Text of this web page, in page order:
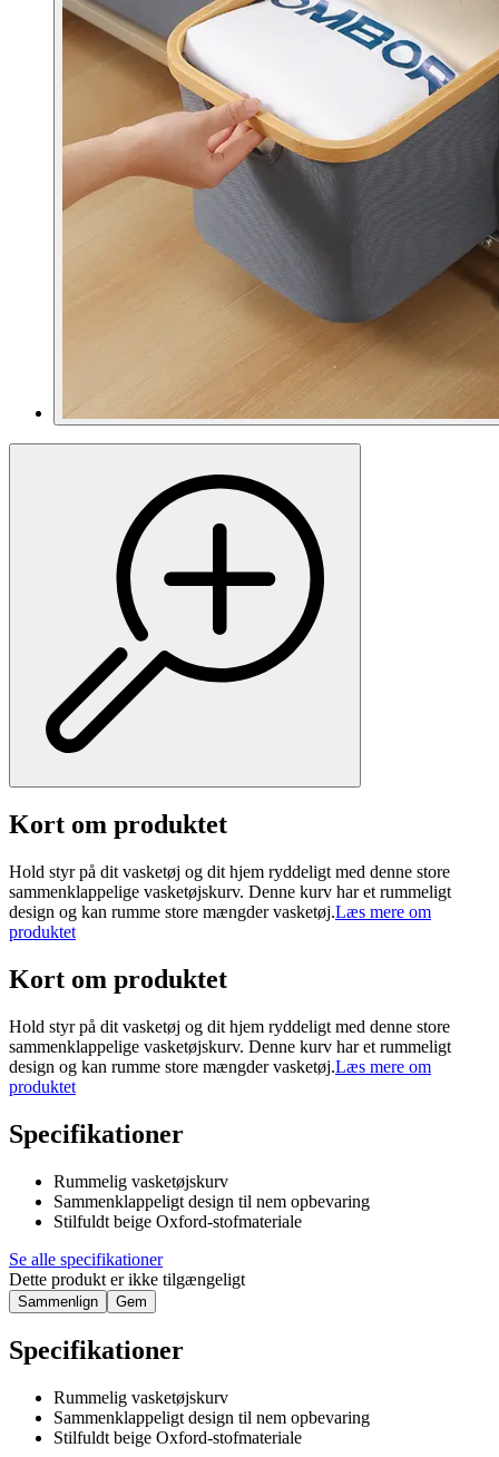
Kort om produktet
Hold styr på dit vasketøj og dit hjem ryddeligt med denne store
sammenklappelige vasketøjskurv. Denne kurv har et rummeligt
design og kan rumme store mængder vasketøj.Læs mere om
produktet
Kort om produktet
Hold styr på dit vasketøj og dit hjem ryddeligt med denne store
sammenklappelige vasketøjskurv. Denne kurv har et rummeligt
design og kan rumme store mængder vasketøj.Læs mere om
produktet
Specifikationer
Rummelig vasketøjskurv
Sammenklappeligt design til nem opbevaring
Stilfuldt beige Oxford-stofmateriale
Se alle specifikationer
Dette produkt er ikke tilgængeligt
Sammenlign Gem
Specifikationer
Rummelig vasketøjskurv
Sammenklappeligt design til nem opbevaring
Stilfuldt beige Oxford-stofmateriale